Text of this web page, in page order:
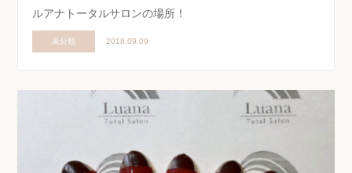
ルアナトータルサロンの場所！
未分類 2018.09.09